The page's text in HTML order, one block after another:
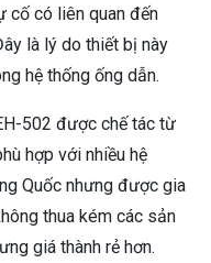
cố có liên quan đến
là lý do thiết bị này
hệ thống ống dẫn.
502 được chế tác từ
hợp với nhiều hệ
Quốc nhưng được gia
thua kém các sản
giá thành rẻ hơn.